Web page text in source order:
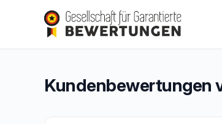
Cosmé’Chic
Gesamtbewertung: 9,4 von 10
9,4/10(2 624 Bewertungen)
Kundenbewertungen